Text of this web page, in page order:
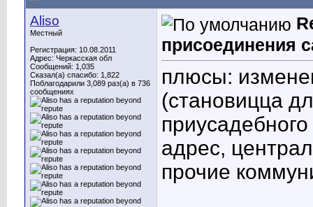
Aliso
Местный
Регистрация: 10.08.2011
Адрес: Черкасская обл
Сообщений: 1,035
Сказал(а) спасибо: 1,822
Поблагодарили 3,089 раз(а) в 736
сообщениях
присоединения
плюсы:
(становицца
адрес,
прочие